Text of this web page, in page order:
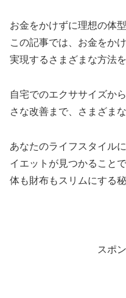
お金をかけずに理想の体
この記事では、お金をか
実現するさまざまな方法
自宅でのエクササイズか
さな改善まで、さまざま
あなたのライフスタイル
イエットが見つかることで
体も財布もスリムにする
スポ